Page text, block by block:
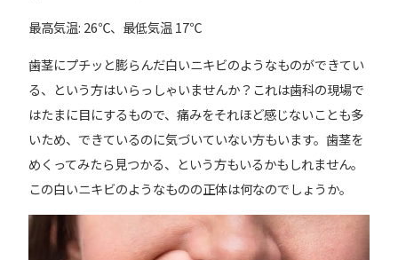
最高気温: 26℃、最低気温 17℃
歯茎にプチッと膨らんだ白いニキビのようなものができてい
る、という方はいらっしゃいませんか？これは歯科の現場で
はたまに目にするもので、痛みをそれほど感じないことも多
いため、できているのに気づいていない方もいます。歯茎を
めくってみたら見つかる、という方もいるかもしれません。
この白いニキビのようなものの正体は何なのでしょうか。